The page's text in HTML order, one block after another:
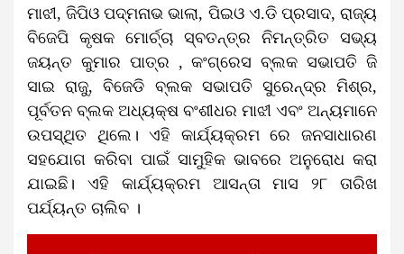
ମାଝୀ, ଜିପିଓ ପଦ୍ମନାଭ ଭାଲା, ପିଇଓ ଏ.ଡି ପ୍ରସାଦ, ରାଜ୍ୟ
ବିଜେପି କୃଷକ ମୋର୍ଚ୍ଚା ସ୍ବତନ୍ତ୍ର ନିମନ୍ତ୍ରିତ ସଭ୍ୟ
ଜୟନ୍ତ କୁମାର ପାତ୍ର , କଂଗ୍ରେସ ବ୍ଲକ ସଭାପତି ଜି
ସାଇ ରାଜୁ, ବିଜେଡି ବ୍ଲକ ସଭାପତି ସୁରେନ୍ଦ୍ର ମିଶ୍ର,
ପୂର୍ବତନ ବ୍ଲକ ଅଧ୍ୟକ୍ଷ ବଂଶୀଧର ମାଝୀ ଏବଂ ଅନ୍ୟମାନେ
ଉପସ୍ଥିତ ଥିଲେ। ଏହି କାର୍ଯ୍ୟକ୍ରମ ରେ ଜନସାଧାରଣ
ସହଯୋଗ କରିବା ପାଇଁ ସାମୁହିକ ଭାବରେ ଅନୁରୋଧ କରା
ଯାଇଛି। ଏହି କାର୍ଯ୍ୟକ୍ରମ ଆସନ୍ତା ମାସ ୨୮ ତାରିଖ
ପର୍ଯ୍ୟନ୍ତ ଚାଲିବ ।